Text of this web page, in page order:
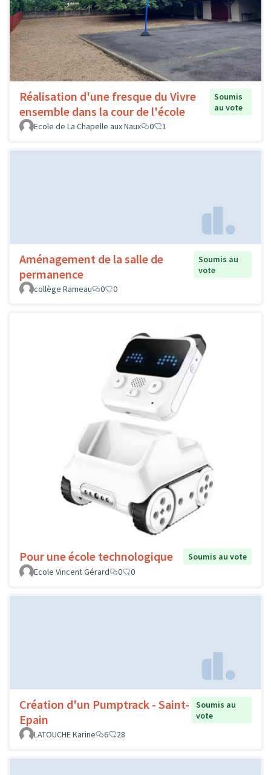
Réalisation d'une fresque du Vivre
ensemble dans la cour de l'école
Soumis
au vote
Ecole de La Chapelle aux Naux
0 1
Aménagement de la salle de
permanence
Soumis au
vote
collège Rameau
0 0
Pour une école technologique
Soumis au vote
Ecole Vincent Gérard
0 0
Création d'un Pumptrack - Saint-
Epain
Soumis au
vote
LATOUCHE Karine
6 28